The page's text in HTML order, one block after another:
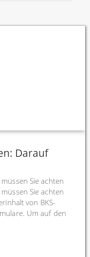
Darauf
Sie achten
Sie achten
von BKS-
Um auf den